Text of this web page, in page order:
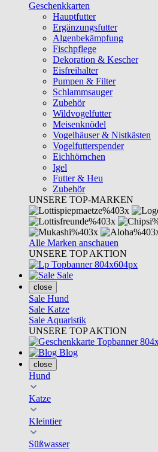
Geschenkkarten
Hauptfutter
Ergänzungsfutter
Algenbekämpfung
Fischpflege
Dekoration & Kescher
Eisfreihalter
Pumpen & Filter
Schlammsauger
Zubehör
Wildvogelfutter
Meisenknödel
Vogelhäuser & Nistkästen
Vogelfutterspender
Eichhörnchen
Igel
Futter & Heu
Zubehör
UNSERE TOP-MARKEN
Alle Marken anschauen
UNSERE TOP AKTION
Sale
close
Sale Hund
Sale Katze
Sale Aquaristik
UNSERE TOP AKTION
Blog
close
Hund
Katze
Kleintier
Süßwasser